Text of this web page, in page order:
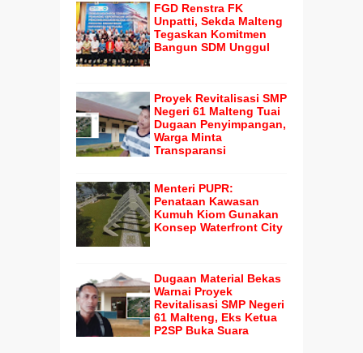
FGD Renstra FK
Unpatti, Sekda Malteng
Tegaskan Komitmen
Bangun SDM Unggul
Proyek Revitalisasi SMP
Negeri 61 Malteng Tuai
Dugaan Penyimpangan,
Warga Minta
Transparansi
Menteri PUPR:
Penataan Kawasan
Kumuh Kiom Gunakan
Konsep Waterfront City
Dugaan Material Bekas
Warnai Proyek
Revitalisasi SMP Negeri
61 Malteng, Eks Ketua
P2SP Buka Suara